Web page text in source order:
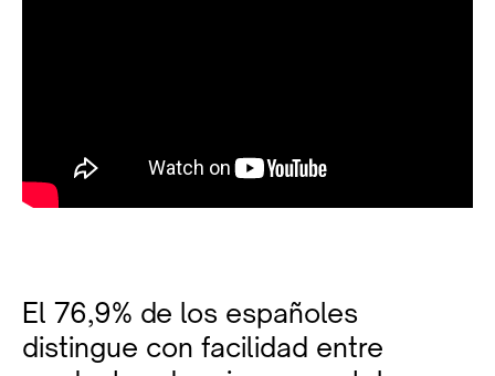
El 76,9% de los españoles
distingue con facilidad entre